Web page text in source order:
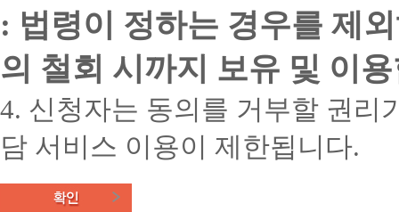
: 법령이 정하는 경우를 제
의 철회 시까지 보유 및 이
4. 신청자는 동의를 거부할 권리
담 서비스 이용이 제한됩니다.